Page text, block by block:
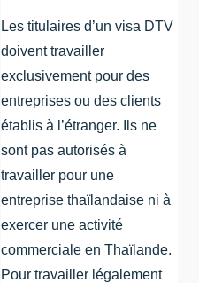
Les titulaires d’un visa DTV
doivent travailler
exclusivement pour des
entreprises ou des clients
établis à l’étranger. Ils ne
sont pas autorisés à
travailler pour une
entreprise thaïlandaise ni à
exercer une activité
commerciale en Thaïlande.
Pour travailler légalement